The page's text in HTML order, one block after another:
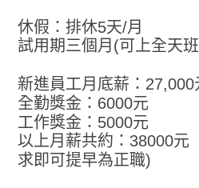
休假：排休5天/月
試用期三個月(可上全天
新進員工月底薪：27,000
全勤獎金：6000元
工作獎金：5000元
以上月薪共約：38000元
求即可提早為正職)